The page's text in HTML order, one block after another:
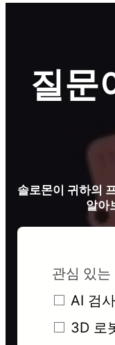
질문
솔로몬이 귀하의
알아
관심 있는
AI 검사
3D 로